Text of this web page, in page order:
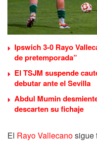
Ipswich 3-0 Rayo
de pretemporada”
El TSJM suspende
debutar ante el Sevilla
Abdul Mumin
descarten su fichaje
El Rayo Vallecanosigue